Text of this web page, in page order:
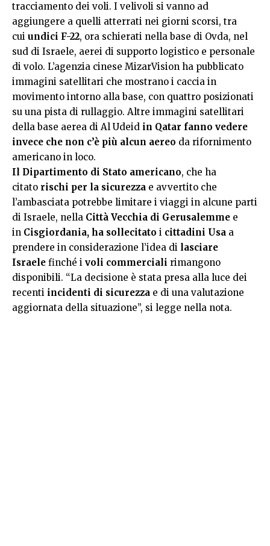
tracciamento dei voli. I velivoli si vanno ad
aggiungere a quelli atterrati nei giorni scorsi, tra
cui undici F-22, ora schierati nella base di Ovda, nel
sud di Israele, aerei di supporto logistico e personale
di volo. L’agenzia cinese MizarVision ha pubblicato
immagini satellitari che mostrano i caccia in
movimento intorno alla base, con quattro posizionati
su una pista di rullaggio. Altre immagini satellitari
della base aerea di Al Udeid in Qatar fanno vedere
invece che non c’è più alcun aereo da rifornimento
americano in loco.
Il Dipartimento di Stato americano, che ha
citato rischi per la sicurezza e avvertito che
l’ambasciata potrebbe limitare i viaggi in alcune parti
di Israele, nella Città Vecchia di Gerusalemme e
in Cisgiordania, ha sollecitato i cittadini Usa a
prendere in considerazione l’idea di lasciare
Israele finché i voli commerciali rimangono
disponibili. “La decisione è stata presa alla luce dei
recenti incidenti di sicurezza e di una valutazione
aggiornata della situazione”, si legge nella nota.